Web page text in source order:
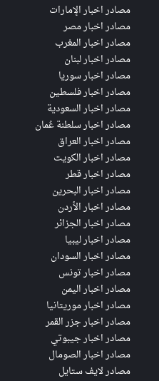
مصادر اخبار الإمارات
مصادر اخبار مصر
مصادر اخبار المغرب
مصادر اخبار لبنان
مصادر اخبار سوريا
مصادر اخبار فلسطين
مصادر اخبار السعودية
مصادر اخبار سلطنة عُمان
مصادر اخبار العراق
مصادر اخبار الكويت
مصادر اخبار قطر
مصادر اخبار البحرين
مصادر اخبار الأردن
مصادر اخبار الجزائر
مصادر اخبار ليبيا
مصادر اخبار السودان
مصادر اخبار تونس
مصادر اخبار اليمن
مصادر اخبار موريتانيا
مصادر اخبار جزر القمر
مصادر اخبار جيبوتي
مصادر اخبار الصومال
مصادر لايف ستايل